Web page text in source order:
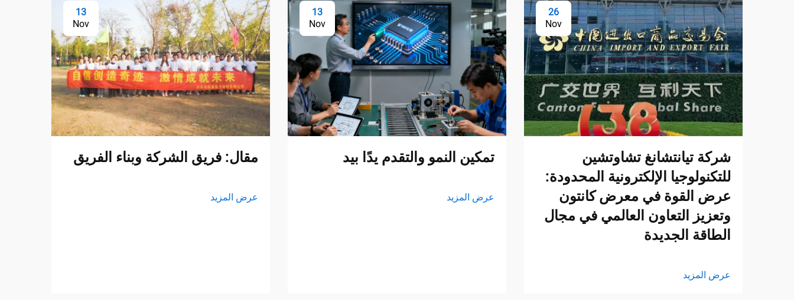
26
Nov
شركة تيانتشانغ تشاوتشين
للتكنولوجيا الإلكترونية المحدودة:
عرض القوة في معرض كانتون
وتعزيز التعاون العالمي في مجال
الطاقة الجديدة
عرض المزيد
13
Nov
تمكين النمو والتقدم يدًا بيد
عرض المزيد
13
Nov
مقال: فريق الشركة وبناء الفريق
عرض المزيد